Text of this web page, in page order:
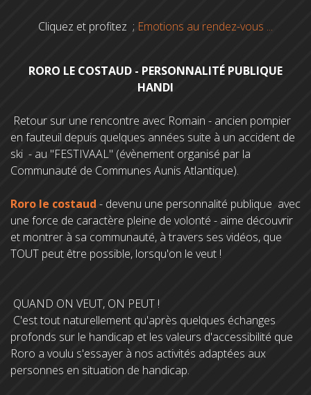
Cliquez et profitez ; Emotions au rendez-vous ...
RORO LE COSTAUD - PERSONNALITÉ PUBLIQUE
HANDI
Retour sur une rencontre avec Romain - ancien pompier
en fauteuil depuis quelques années suite à un accident de
ski - au "FESTIVAAL" (évènement organisé par la
Communauté de Communes Aunis Atlantique).
Roro le costaud - devenu une personnalité publique avec
une force de caractère pleine de volonté - aime découvrir
et montrer à sa communauté, à travers ses vidéos, que
TOUT peut être possible, lorsqu'on le veut !
QUAND ON VEUT, ON PEUT !
C'est tout naturellement qu'après quelques échanges
profonds sur le handicap et les valeurs d'accessibilité que
Roro a voulu s'essayer à nos activités adaptées aux
personnes en situation de handicap.